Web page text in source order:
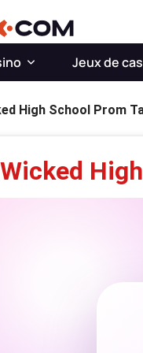
Jeux de
High School Prom